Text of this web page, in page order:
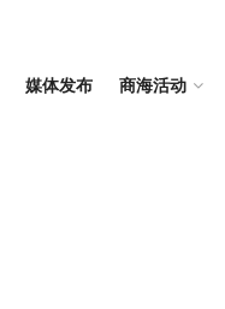
媒体发布 商海活动